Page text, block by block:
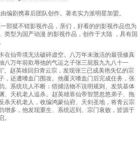
编剧携幕后团队创作。著名实力派明星加盟。
部挺不错影视作品，亲们，好看的的影视作品也为
类型为国产动漫 的影视作品，创作于大陆 ，具有国
仙帝境无法破碎虚空。八万年未激活的最强修真
八万年前欺辱他的气运之子张三屁股九九八十一
。赵英雄回归青云宗，发现张三已成美艳失忆的宗
，还遭嗜血门围攻。他覆灭嗜血门后完成任务，张
。系统坑人不断：猎捕活物不说明规则、发筑基体
、天机老人追杀。赵英雄靠仙帝智慧忽悠弟子、拖
杀天机老人，收编鸿蒙仙府、天剑圣地，将青云宗
增多，他发现重生、系统迟到、宗门衰败，皆源于
。